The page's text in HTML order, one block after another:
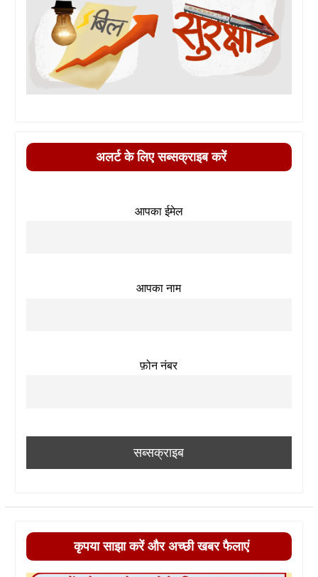
अलर्ट के लिए सब्सक्राइब करें
आपका ईमेल
आपका नाम
फ़ोन नंबर
कृपया साझा करें और अच्छी खबर फैलाएं